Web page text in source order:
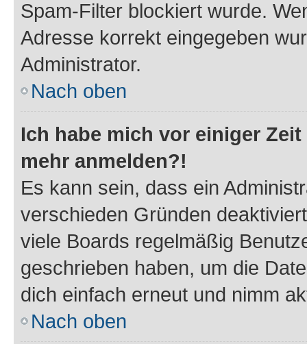
Spam-Filter blockiert wurde.
Adresse korrekt eingegeben
Administrator.
Nach oben
Ich habe mich vor einiger
mehr anmelden?!
Es kann sein, dass ein
verschieden Gründen
viele Boards regelmäßig
geschrieben haben, um die
dich einfach erneut und nimm
Nach oben